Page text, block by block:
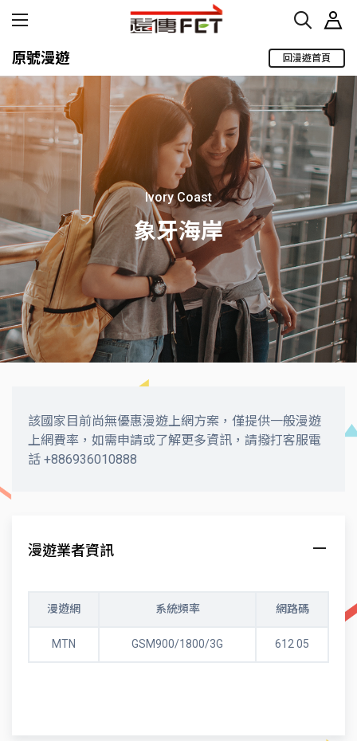
原號漫遊 回漫遊首頁
Ivory Coast
象牙海岸
該國家目前尚無優惠漫遊上網方案，僅提供一般漫遊
上網費率，如需申請或了解更多資訊，請撥打客服電
話 +886936010888
漫遊業者資訊
漫遊網 系統頻率 網路碼
MTN GSM900/1800/3G 612 05